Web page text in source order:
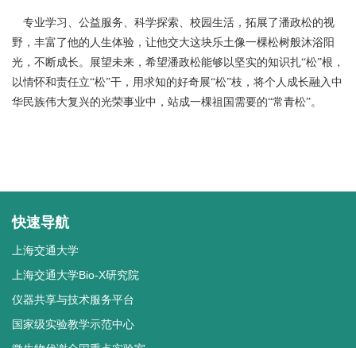
专业学习、公益服务、科学探索、校园生活，拓展了潘政松的视
野，丰富了他的人生体验，让他交大这块乐土像一棵松树般沐浴阳
光，不断成长。展望未来，希望潘政松能够以坚实的知识扎“松”根，
以情怀和责任立“松”干，用求知的好奇展“松”枝，将个人成长融入中
华民族伟大复兴的光荣事业中，站成一棵祖国需要的“常青松”。
快速导航
上海交通大学
上海交通大学Bio-X研究院
仪器共享与技术服务平台
国家级实验教学示范中心